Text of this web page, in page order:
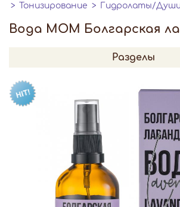
Тонизирование
Гидролаты/
Вода МОМ Болгарская
Разделы